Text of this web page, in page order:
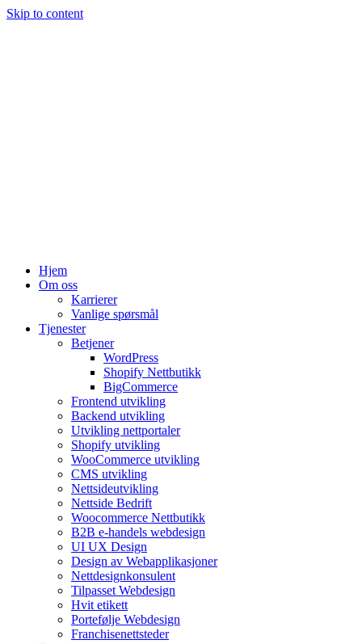
Skip to content
Hjem
Om oss
Karrierer
Vanlige spørsmål
Tjenester
Betjener
WordPress
Shopify Nettbutikk
BigCommerce
Frontend utvikling
Backend utvikling
Utvikling nettportaler
Shopify utvikling
WooCommerce utvikling
CMS utvikling
Nettsideutvikling
Nettside Bedrift
Woocommerce Nettbutikk
B2B e-handels webdesign
UI UX Design
Design av Webapplikasjoner
Nettdesignkonsulent
Tilpasset Webdesign
Hvit etikett
Portefølje Webdesign
Franchisenettsteder